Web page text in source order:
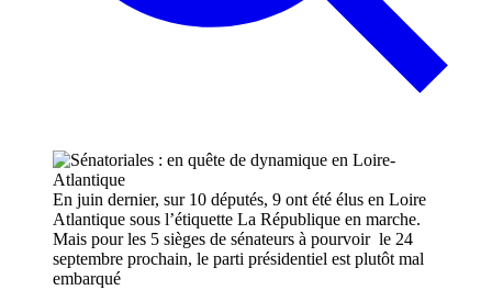
En juin dernier, sur 10 députés, 9 ont été élus en Loire
Atlantique sous l’étiquette La République en marche.
Mais pour les 5 sièges de sénateurs à pourvoir le 24
septembre prochain, le parti présidentiel est plutôt mal
embarqué